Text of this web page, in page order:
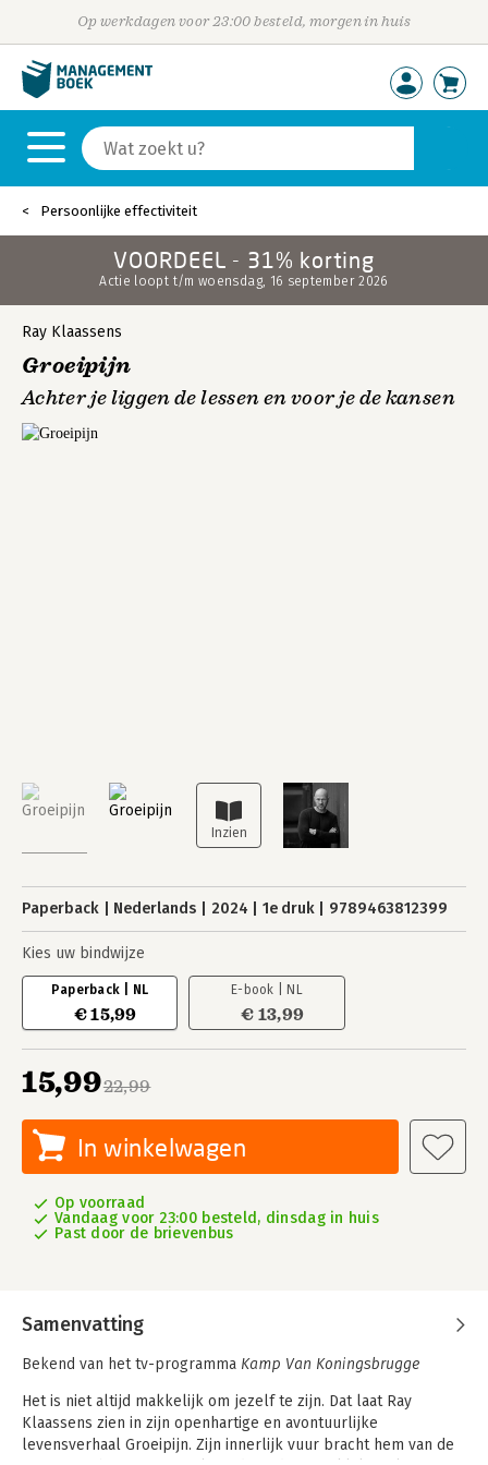
Op werkdagen voor 23:00 besteld, morgen in huis
Persoonlijke effectiviteit
VOORDEEL - 31% korting
Actie loopt t/m woensdag, 16 september 2026
Ray Klaassens
Groeipijn
Achter je liggen de lessen en voor je de kansen
Paperback Nederlands 2024 1e druk 9789463812399
Kies uw bindwijze
Paperback | NL
€ 15,99
E-book | NL
€ 13,99
22,99
15,99
In winkelwagen
Op voorraad
Vandaag voor 23:00 besteld, dinsdag in huis
Past door de brievenbus
Samenvatting
Bekend van het tv-programma Kamp Van Koningsbrugge
Het is niet altijd makkelijk om jezelf te zijn. Dat laat Ray
Klaassens zien in zijn openhartige en avontuurlijke
levensverhaal Groeipijn. Zijn innerlijk vuur bracht hem van de